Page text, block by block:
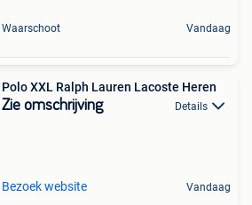
Waarschoot Vandaag
Polo XXL Ralph Lauren Lacoste Heren
Zie omschrijving Details
Bezoek website Vandaag